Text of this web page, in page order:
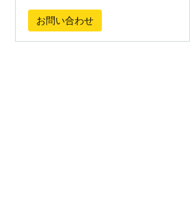
お問い合わせ